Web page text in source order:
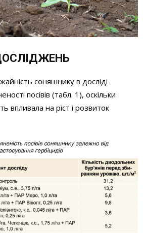
соняшнику в досліді
посівів (табл. 1), оскільки
впливала на ріст і розвиток